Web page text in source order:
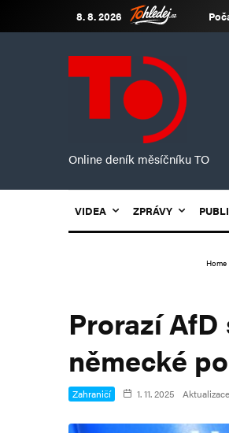
8. 8. 2026
Online deník měsíčníku TO
VIDEA ZPRÁVY
Home
Prorazí
německé
Zahraničí 1. 11. 2025